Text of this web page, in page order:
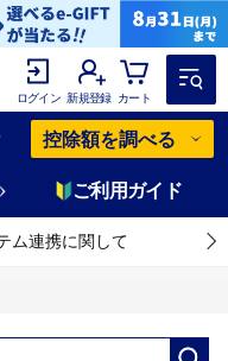
ログイン 新規登録 カート
控除額を調べる
ご利用ガイド
ム連携に関して